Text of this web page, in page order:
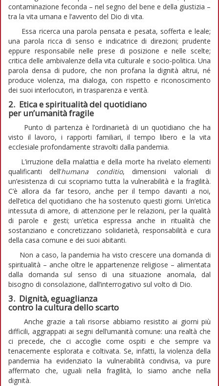
contaminazione feconda – nel segno del bene e della giustizia –
tra la vita umana e l’avvento del Dio di vita.
Essa ricerca una parola pensata e pesata, sofferta e leale;
una parola ricca di senso e indicatrice di direzioni; prudente
eppure responsabile nelle prese di posizione e nelle scelte;
critica delle ambivalenze della vita culturale e socio-politica. Una
parola densa di pudore, che non profana la dignità altrui, né
produce violenza, ma dialoga, con rispetto e riconoscimento
dei suoi interlocutori, in trasparenza e verità.
2. Etica e spiritualità del quotidiano
per un’umanità fragile
Punto di partenza è l’ordinarietà di un quotidiano che ha
visto il lavoro, i rapporti familiari, il tempo libero e la vita
ecclesiale profondamente stravolti dalla pandemia.
L’irruzione della malattia e della morte ha rivelato elementi
qualificanti dell’humana conditio, dimensioni valoriali di
un’esistenza di cui scopriamo tutta la vulnerabilità e la fragilità.
C’è allora da far tesoro, anche per il tempo davanti a noi,
dell’etica del quotidiano che ha sostenuto questi giorni. Un’etica
intessuta di amore, di attenzione per le relazioni, per la qualità
di parole e gesti; un’etica espressa anche in ritualità che
sostanziano e concretizzano solidarietà, responsabilità e cura
della casa comune e dei suoi abitanti.
Non a caso, la pandemia ha visto crescere una domanda di
spiritualità – anche oltre le appartenenze religiose – alimentata
dalla domanda sul senso di una situazione anomala, dal
bisogno di consolazione, dall’interrogativo sul volto di Dio.
3. Dignità, eguaglianza
contro la cultura dello scarto
Anche grazie a tali risorse abbiamo resistito ai giorni più
difficili, aggrappati ai segni dell’umanità comune: una realtà che
ci precede, che ci accoglie come ospiti e che sempre va
tenacemente esplorata e coltivata. Se, infatti, la violenza della
pandemia ha evidenziato la vulnerabilità condivisa, va pure
affermato che, uguali nella fragilità, lo siamo anche nella
dignità.